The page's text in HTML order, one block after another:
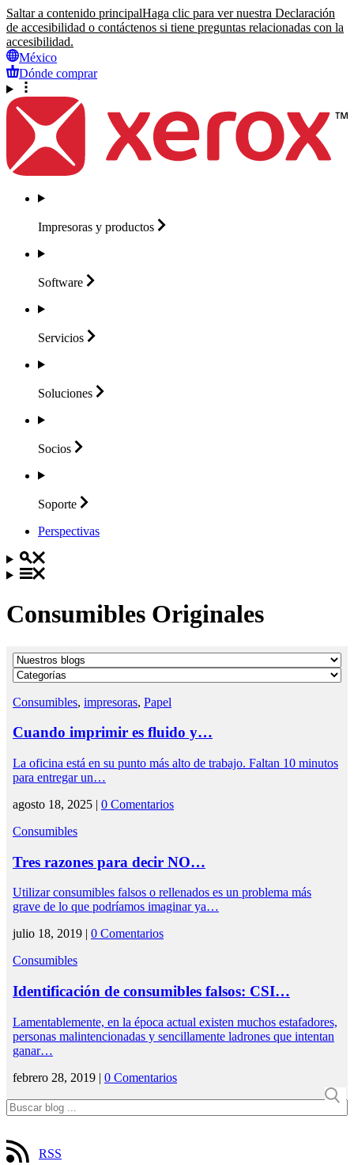
Saltar a contenido principalHaga clic para ver nuestra Declaración
de accesibilidad o contáctenos si tiene preguntas relacionadas con la
accesibilidad.
México
Dónde comprar
Impresoras y productos
Software
Servicios
Soluciones
Socios
Soporte
Perspectivas
Consumibles Originales
Consumibles, impresoras, Papel
Cuando imprimir es fluido y…
La oficina está en su punto más alto de trabajo. Faltan 10 minutos
para entregar un…
agosto 18, 2025 | 0 Comentarios
Consumibles
Tres razones para decir NO…
Utilizar consumibles falsos o rellenados es un problema más
grave de lo que podríamos imaginar ya…
julio 18, 2019 | 0 Comentarios
Consumibles
Identificación de consumibles falsos: CSI…
Lamentablemente, en la época actual existen muchos estafadores,
personas malintencionadas y sencillamente ladrones que intentan
ganar…
febrero 28, 2019 | 0 Comentarios
RSS